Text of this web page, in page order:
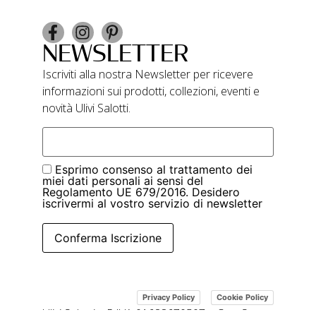
NEWSLETTER
Iscriviti alla nostra Newsletter per ricevere
informazioni sui prodotti, collezioni, eventi e
novità Ulivi Salotti.
Esprimo consenso al trattamento dei
miei dati personali ai sensi del
Regolamento UE 679/2016. Desidero
iscrivermi al vostro servizio di newsletter
Conferma Iscrizione
Privacy Policy Cookie Policy
Ulivi Salotti – P.IVA 01683670507 – Cap. Soc.